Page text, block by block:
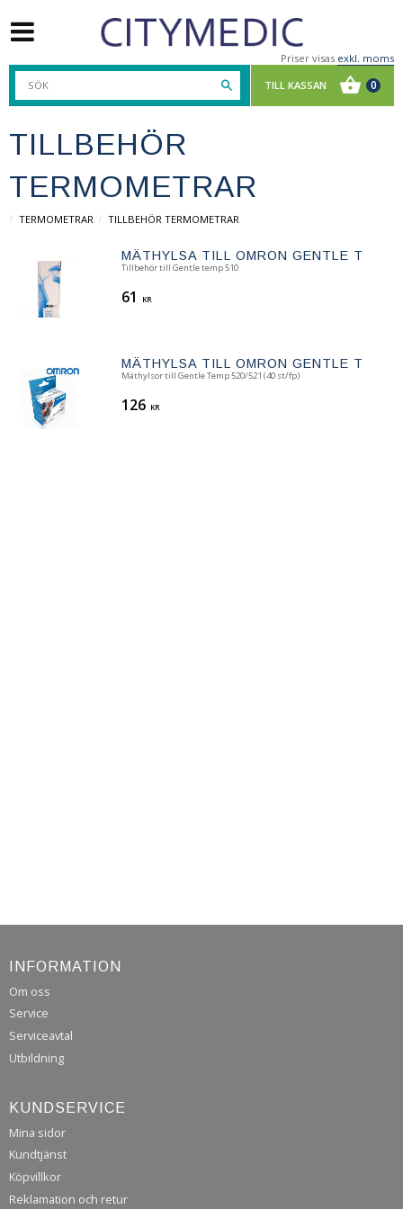
Priser visas exkl. moms
TILLBEHÖR
TERMOMETRAR
TERMOMETRAR TILLBEHÖR TERMOMETRAR
MÄTHYLSA TILL OMRON GENTLE TEMP
Tillbehör till Gentle temp 510
61 KR
MÄTHYLSA TILL OMRON GENTLE TEMP
Mäthylsor till Gentle Temp 520/521 (40 st/fp)
126 KR
INFORMATION
Om oss
Service
Serviceavtal
Utbildning
KUNDSERVICE
Mina sidor
Kundtjänst
Köpvillkor
Reklamation och retur